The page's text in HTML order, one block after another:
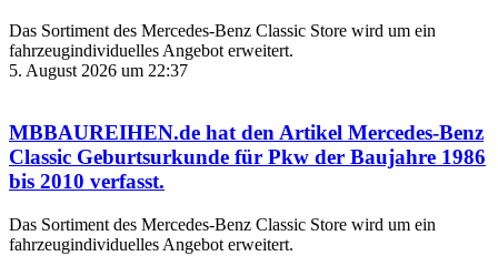
Das Sortiment des Mercedes‑Benz Classic Store wird um ein
fahrzeugindividuelles Angebot erweitert.
5. August 2026 um 22:37
MBBAUREIHEN.de hat den Artikel Mercedes-Benz
Classic Geburtsurkunde für Pkw der Baujahre 1986
bis 2010 verfasst.
Das Sortiment des Mercedes‑Benz Classic Store wird um ein
fahrzeugindividuelles Angebot erweitert.